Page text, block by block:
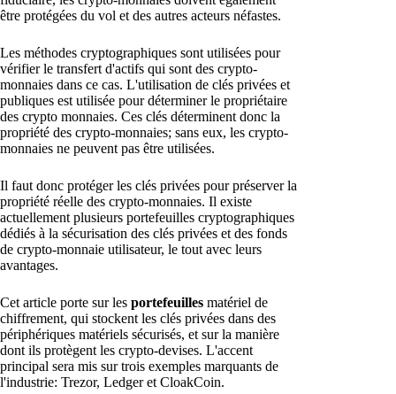
être protégées du vol et des autres acteurs néfastes.
Les méthodes cryptographiques sont utilisées pour
vérifier le transfert d'actifs qui sont des crypto-
monnaies dans ce cas. L'utilisation de clés privées et
publiques est utilisée pour déterminer le propriétaire
des crypto monnaies. Ces clés déterminent donc la
propriété des crypto-monnaies; sans eux, les crypto-
monnaies ne peuvent pas être utilisées.
Il faut donc protéger les clés privées pour préserver la
propriété réelle des crypto-monnaies. Il existe
actuellement plusieurs portefeuilles cryptographiques
dédiés à la sécurisation des clés privées et des fonds
de crypto-monnaie utilisateur, le tout avec leurs
avantages.
Cet article porte sur les portefeuilles matériel de
chiffrement, qui stockent les clés privées dans des
périphériques matériels sécurisés, et sur la manière
dont ils protègent les crypto-devises. L'accent
principal sera mis sur trois exemples marquants de
l'industrie: Trezor, Ledger et CloakCoin.